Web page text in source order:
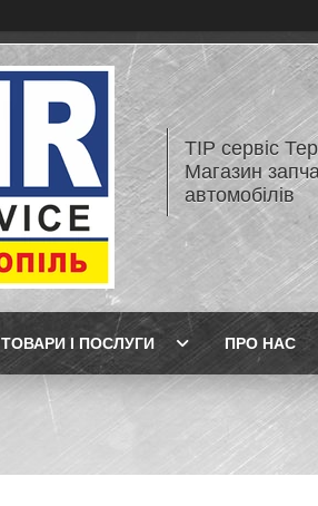
ТІР сервіс
Магазин
автомобілів
ТОВАРИ І ПОСЛУГИ ПРО НАС